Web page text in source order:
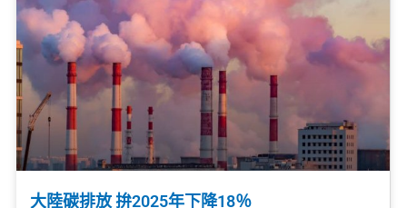
大陸碳排放 拚2025年下降18％